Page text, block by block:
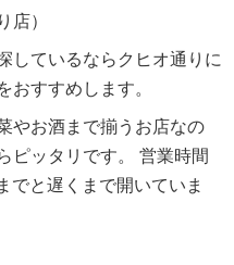
店）
しているならクヒオ通りに
おすすめします。
やお酒まで揃うお店なの
ピッタリです。 営業時間
でと遅くまで開いていま